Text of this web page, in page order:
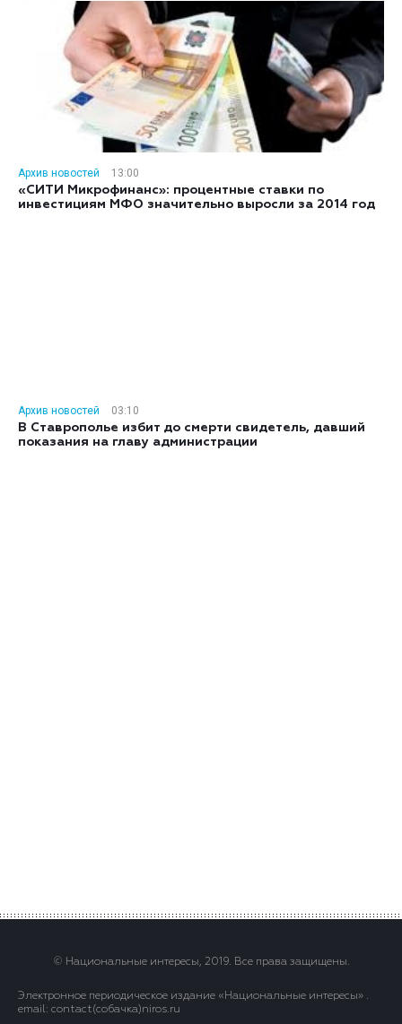
Архив новостей
13:00
«СИТИ Микрофинанс»: процентные ставки по
инвестициям МФО значительно выросли за 2014 год
Архив новостей
03:10
В Ставрополье избит до смерти свидетель, давший
показания на главу администрации
© Национальные интересы, 2019. Все права защищены.
Электронное периодическое издание «Национальные интересы» .
email: contact(сoбaчка)niros.ru